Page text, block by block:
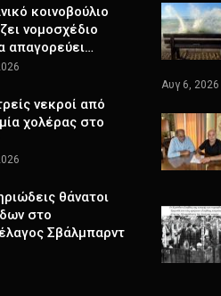
κοινοβούλιο
νομοσχέδιο
απαγορεύει…
νεκροί από
χολέρας στο
θάνατοι
στο
Σβάλμπαρντ
Αυγ 6, 2026